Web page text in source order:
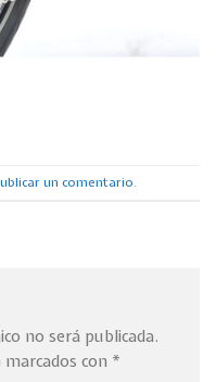
un comentario.
no será publicada.
con *